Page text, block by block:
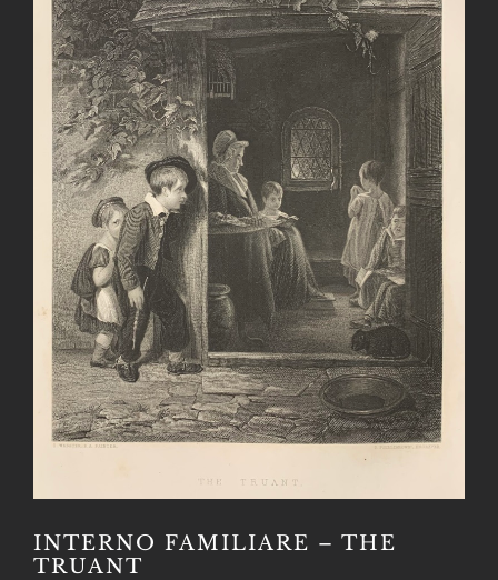
INTERNO FAMILIARE – THE
TRUANT